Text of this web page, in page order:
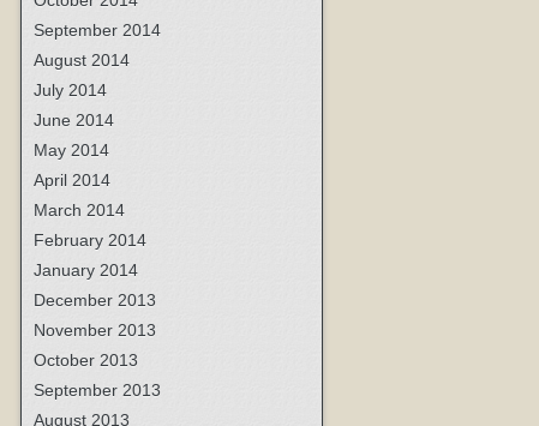
September 2014
August 2014
July 2014
June 2014
May 2014
April 2014
March 2014
February 2014
January 2014
December 2013
November 2013
October 2013
September 2013
August 2013